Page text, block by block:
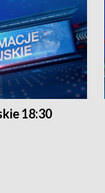
18:30